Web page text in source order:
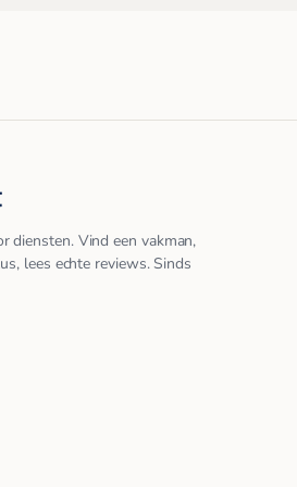
diensten. Vind een vakman,
lees echte reviews. Sinds